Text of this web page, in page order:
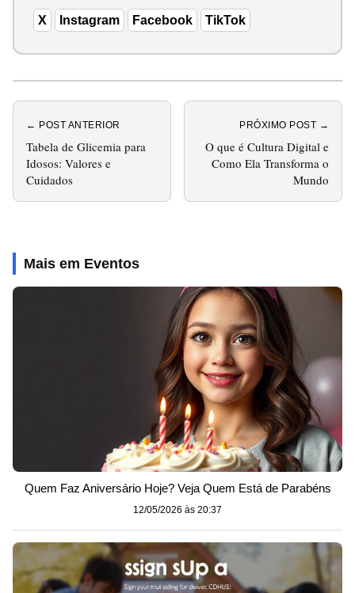
X Instagram Facebook TikTok
← POST ANTERIOR
Tabela de Glicemia para
Idosos: Valores e
Cuidados
PRÓXIMO POST →
O que é Cultura Digital e
Como Ela Transforma o
Mundo
Mais em Eventos
Quem Faz Aniversário Hoje? Veja Quem Está de Parabéns
12/05/2026 às 20:37